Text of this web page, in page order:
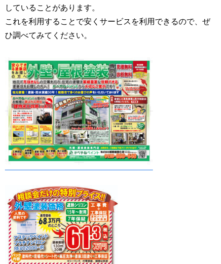
していることがあります。
これを利用することで安くサービスを利用できるので、ぜ
ひ調べてみてください。